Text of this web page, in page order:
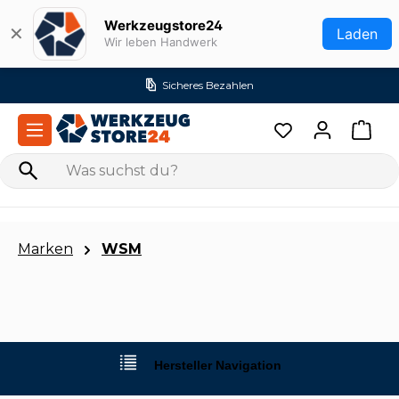
Zum Hauptinhalt springen
✕ Werkzeugstore24
Wir leben Handwerk Laden
Marken WSM
Hersteller Navigation